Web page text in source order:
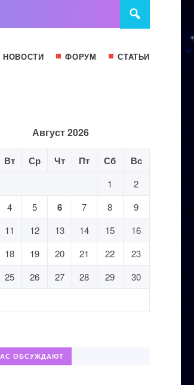
НОВОСТИ ФОРУМ СТАТЬИ
Август 2026
Вт Ср Чт Пт Сб Вс
1
2
4 5 6 7 8
9
11 12 13 14 15
16
18 19 20 21 22
23
25 26 27 28 29
30
ОБСУЖДАЮТ